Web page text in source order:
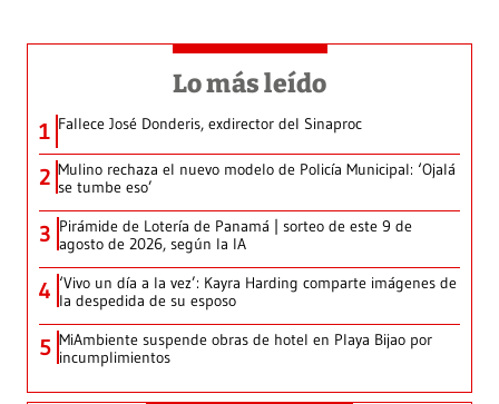
Lo más leído
1 Fallece José Donderis, exdirector del Sinaproc
2 Mulino rechaza el nuevo modelo de Policía Municipal: ‘Ojalá
se tumbe eso’
3 Pirámide de Lotería de Panamá | sorteo de este 9 de
agosto de 2026, según la IA
4 ‘Vivo un día a la vez’: Kayra Harding comparte imágenes de
la despedida de su esposo
5 MiAmbiente suspende obras de hotel en Playa Bijao por
incumplimientos